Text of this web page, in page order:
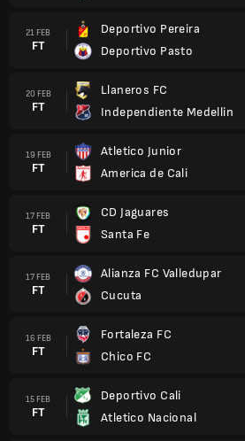
21 FEB
FT
Deportivo Pereira
Deportivo Pasto
20 FEB
FT
Llaneros FC
Independiente Medellin
19 FEB
FT
Atletico Junior
America de Cali
17 FEB
FT
CD Jaguares
Santa Fe
17 FEB
FT
Alianza FC Valledupar
Cucuta
16 FEB
FT
Fortaleza FC
Chico FC
15 FEB
FT
Deportivo Cali
Atletico Nacional